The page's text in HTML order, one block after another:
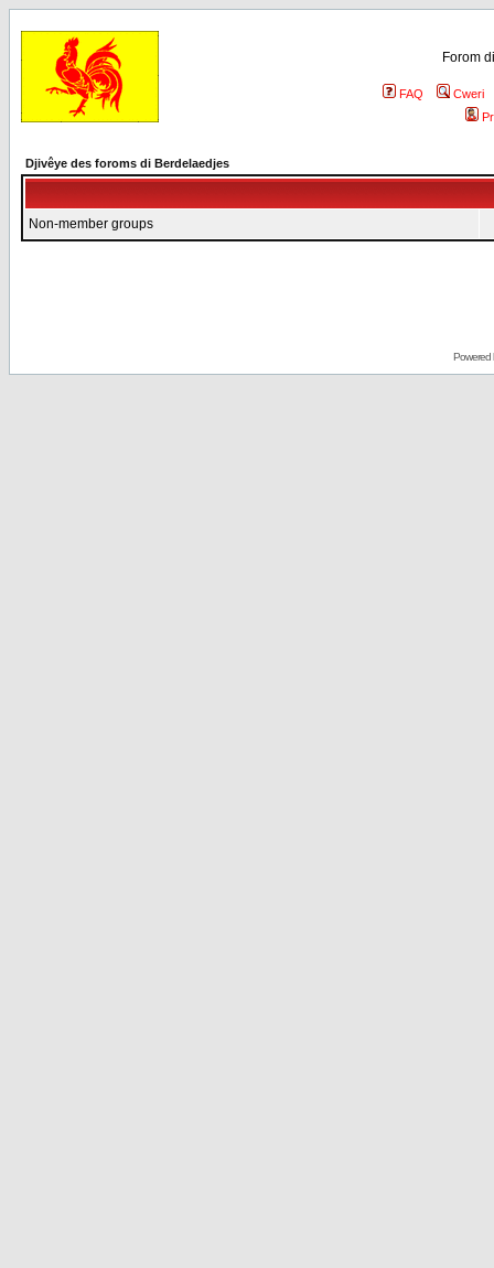
Forom
FAQ
Cweri
Djivêye des foroms di Berdelaedjes
Non-member groups
Powered